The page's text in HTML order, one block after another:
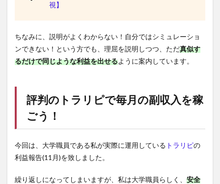
視】
ちなみに、説明がよくわからない！自分ではシミュレーショ
ンできない！という方でも、理屈を説明しつつ、ただ真似す
るだけで同じような利益を出せるように案内しています。
評判の トラリピで毎月の副収入を稼
ごう！
今回は、大学職員である私が実際に運用している トラリピの
利益報告(11月)を致しました。
繰り返しになってしまいますが、私は大学職員らしく、 安全